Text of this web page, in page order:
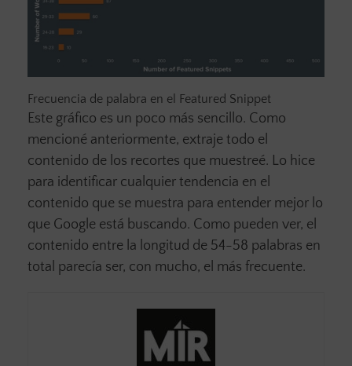
Frecuencia de palabra en el Featured Snippet
Este gráfico es un poco más sencillo. Como
mencioné anteriormente, extraje todo el
contenido de los recortes que muestreé. Lo hice
para identificar cualquier tendencia en el
contenido que se muestra para entender mejor lo
que Google está buscando. Como pueden ver, el
contenido entre la longitud de 54-58 palabras en
total parecía ser, con mucho, el más frecuente.